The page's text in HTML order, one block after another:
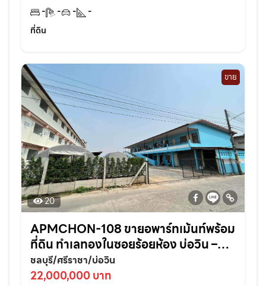
- - -
-
ที่ดิน
ขาย
20
APMCHON-108 ขายอพาร์ทเม้นท์พร้อม
ที่ดิน ทำเลทองในซอยร้อยห้อง บ่อวิน –
ศรีราชา ติดแหล่งชุมชนเหมาะลงทุนต่อย
อดทันที!
ชลบุรี/ศรีราชา/บ่อวิน
22,000,000 บาท